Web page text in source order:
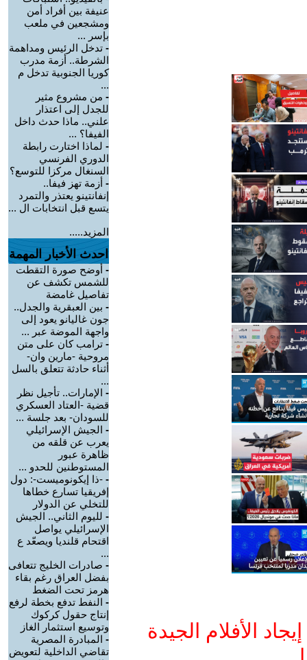
الأفلام الجيدة
عنيفة بين أفراد أمن
ومشجعين في ملعب
بإسر ...
- تدخل الرئيس ومداهمة
الشرطة.. أزمة مدرب
كوريا الجنوبية تدخل م
...
- من مشروع مثير
للجدل إلى اعتذار
علني.. ماذا حدث داخل
الفيفا؟ ...
- لماذا اختارت رابطة
الدوري الفرنسي
السنغال مركزا للتوسع؟
- أزمة تهز فيفا..
إنفانتينو يعتذر والتمرد
يتسع قبل انتخابات ال ...
المزيد.....
احدث الأخبار المهمة
- أوضح صورة التقطت
للشمس تكشف عن
تفاصيل غامضة
- بين العبقرية والجدل..
جون غاليانو يعود إلى
واجهة الموضة عبر ...
- ترامب كان على متن
مروحية -مارين وان-
أثناء حادثة تتعلق بالسل
...
- الإمارات.. تأجيل نظر
قضية -العتاد العسكري
للسودان- بعد جلسة ...
- الجيش الإسرائيلي
يعرب عن قلقه من
ظاهرة عبور
المستوطنين للحدو ...
- -ذا إيكونوميست-: دول
إفريقيا تسارع خطاها
للتخلي عن الدولار
- لليوم الثاني.. الجيش
الإسرائيلي يواصل
اقتحام قلنديا ويصعّد ع
...
- صادرات الخليج تتعافى
بفضل العراق رغم بقاء
هرمز تحت الضغط
- النفط تدفع بخطة لرفع
إنتاج حقول كركوك
وتوسيع استثمار الغاز
- المبادرة المصرية
تقاضي الداخلية لتعويض